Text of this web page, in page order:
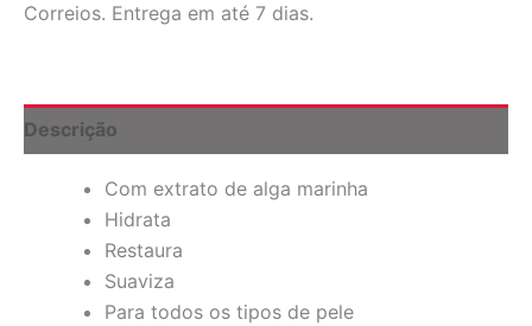
123,
Correios. Entrega em até 7 dias.
Descrição
Com extrato de alga marinha
Hidrata
Restaura
Suaviza
Para todos os tipos de pele